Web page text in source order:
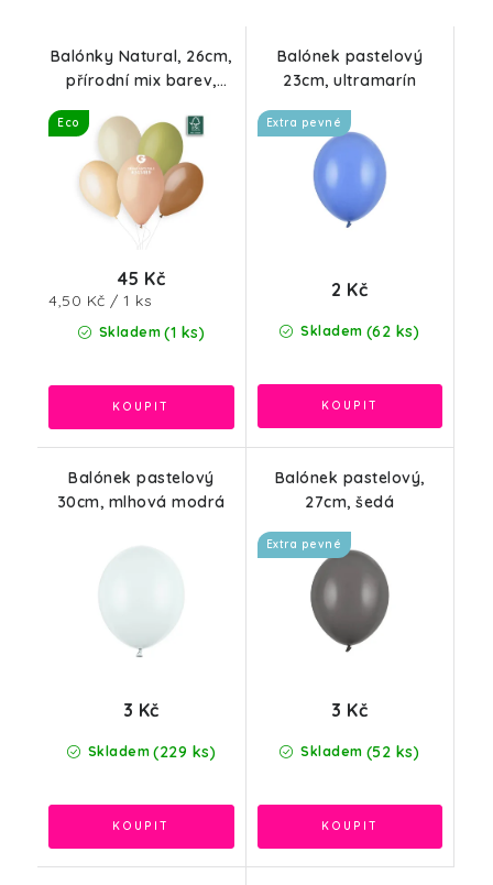
Balónky Natural, 26cm,
přírodní mix barev,
Eco
Skladem (1 ks)
45 Kč
Měrná
cena:
4,50 Kč / 1 ks
Balónek pastelový
23cm, ultramarín
Extra pevné
Skladem (62 ks)
2 Kč
Balónek pastelový
30cm, mlhová modrá
Skladem (229 ks)
3 Kč
Balónek pastelový,
27cm, šedá
Extra pevné
Skladem (52 ks)
3 Kč